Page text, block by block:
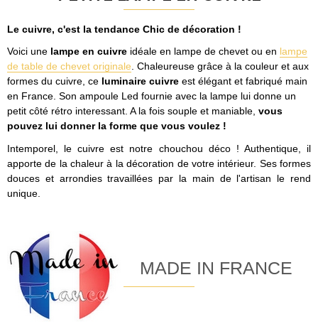
Le cuivre, c'est la tendance Chic de décoration !
Voici une lampe en cuivre idéale en lampe de chevet ou en lampe
de table de chevet originale. Chaleureuse grâce à la couleur et aux
formes du cuivre, ce luminaire cuivre est élégant et fabriqué main
en France. Son ampoule Led fournie avec la lampe lui donne un
petit côté rétro interessant. A la fois souple et maniable, vous
pouvez lui donner la forme que vous voulez !
Intemporel, le cuivre est notre chouchou déco ! Authentique, il
apporte de la chaleur à la décoration de votre intérieur. Ses formes
douces et arrondies travaillées par la main de l'artisan le rend
unique.
MADE IN FRANCE